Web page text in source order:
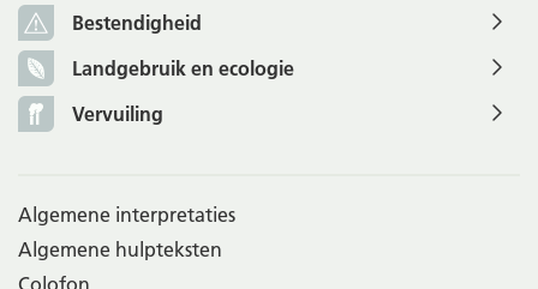
Bestendigheid
Landgebruik en ecologie
Vervuiling
Algemene interpretaties
Algemene hulpteksten
Colofon